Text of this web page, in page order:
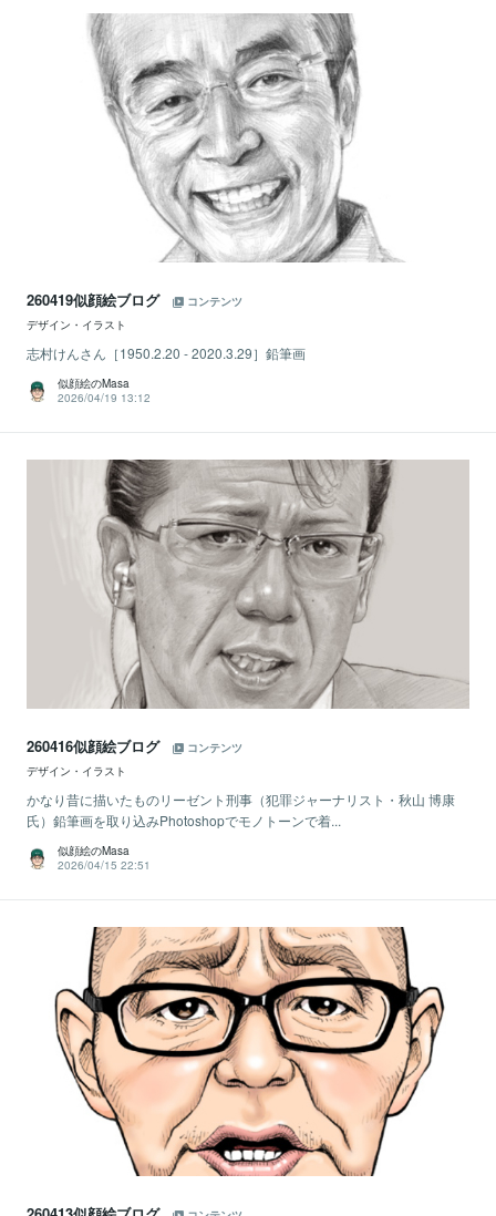
260419似顔絵ブログ
コンテンツ
デザイン・イラスト
志村けんさん［1950.2.20 - 2020.3.29］鉛筆画
似顔絵のMasa
2026/04/19 13:12
260416似顔絵ブログ
コンテンツ
デザイン・イラスト
かなり昔に描いたものリーゼント刑事（犯罪ジャーナリスト・秋山 博康
氏）鉛筆画を取り込みPhotoshopでモノトーンで着...
似顔絵のMasa
2026/04/15 22:51